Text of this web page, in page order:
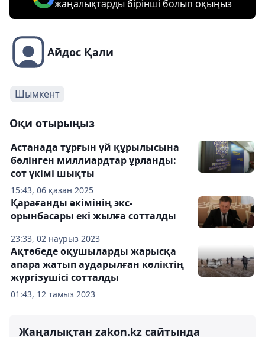
жаңалықтарды бірінші болып оқыңыз
Айдос Қали
Шымкент
Оқи отырыңыз
15:43, 06 қазан 2025
Астанада тұрғын үй құрылысына
бөлінген миллиардтар ұрланды:
сот үкімі шықты
23:33, 02 наурыз 2023
Қарағанды әкімінің экс-
орынбасары екі жылға сотталды
01:43, 12 тамыз 2023
Ақтөбеде оқушыларды жарысқа
апара жатып аударылған көліктің
жүргізушісі сотталды
Жаңалықтан zakon.kz сайтында